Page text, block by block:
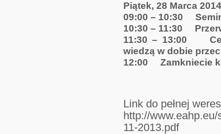
Piątek, 28 Marca
09:00 – 10:30
10:30 – 11:30
11:30 – 13:00
wiedzą w dobie
12:00 Zamkniecie
Link do pełnej
http://
11-2013.pdf